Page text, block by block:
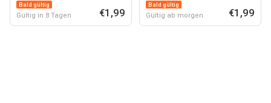
Bald gültig
Gültig in 8 Tagen €1,99
Bald gültig
Gültig ab morgen €1,99